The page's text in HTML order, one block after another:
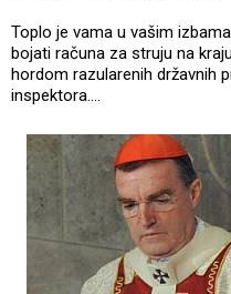
Toplo je vama u vašim
bojati računa za struju na
hordom razularenih državnih
inspektora....